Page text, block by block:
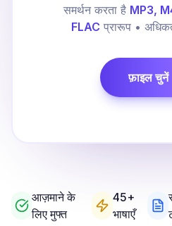
समर्थन करता है MP3,
FLAC प्रारूप •
फ़ाइल चुनें
आज़माने के
लिए मुफ्त
45+
भाषाएँ